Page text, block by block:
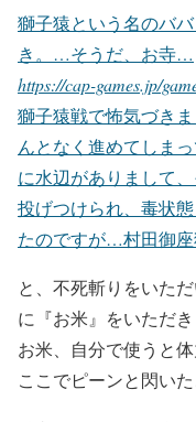
獅子猿という名のバ
き。…そうだ、お寺…
https://cap-games.jp/
獅子猿戦で怖気づき
んとなく進めてしま
に水辺がありまして
投げつけられ、毒状
たのですが…村田御
と、不死斬りをいた
に『お米』をいただき
お米、自分で使うと
ここでピーンと閃い